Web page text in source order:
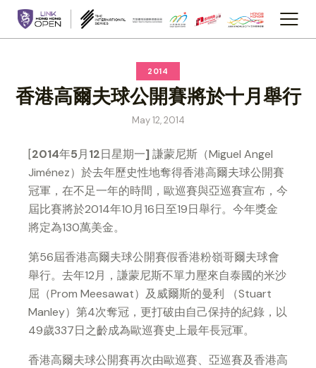
2014
香港高爾夫球公開賽將於十月舉行
May 12, 2014
[2014年5月12日星期一]謙蒙尼斯（Miguel Angel
Jiménez） 於去年歷史性地奪得香港高爾夫球公開賽
冠軍，在不足一年的時間， 歐巡賽與亞巡賽宣布，今
屆比賽將於2014年10月16日至19日舉行。今年獎金
將定為130萬美金。
第56屆香港高爾夫球公開賽假香港粉嶺哥爾夫球會
舉行。去年12月，謙蒙尼斯不單力壓來自泰國的米沙
屈（Prom Meesawat）及威爾斯的曼利 （Stuart
Manley）第4次奪冠，更打破由自己保持的紀錄，以
49歲337日之齡成為歐巡賽史上最年長冠軍。
香港高爾夫球公開賽再次由歐巡賽、亞巡賽及香港高